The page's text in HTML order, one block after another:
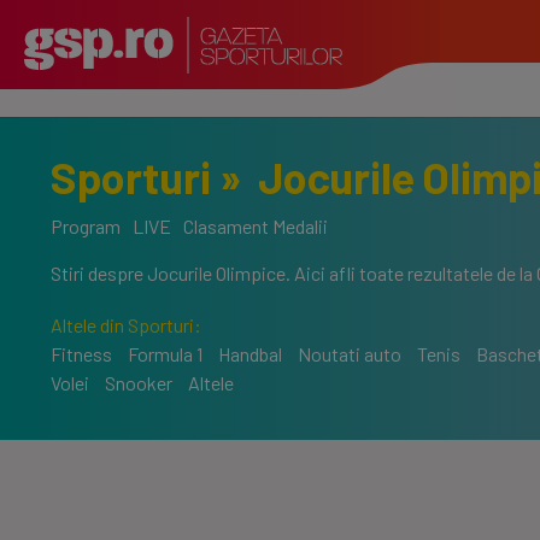
Sporturi » Jocurile
Program LIVE Clasament Medalii
Stiri despre Jocurile Olimpice. Aici afli toate rezultatele de
Altele din Sporturi:
Fitness
Formula 1 Handbal Noutati auto Tenis
Volei
Snooker Altele